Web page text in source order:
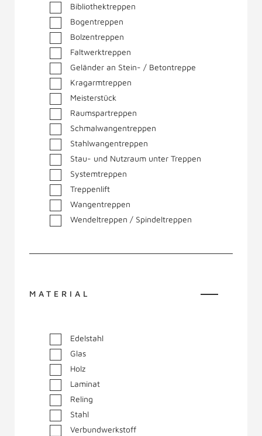
Bibliothektreppen
Bogentreppen
Bolzentreppen
Faltwerktreppen
Geländer an Stein- / Betontreppe
Kragarmtreppen
Meisterstück
Raumspartreppen
Schmalwangentreppen
Stahlwangentreppen
Stau- und Nutzraum unter Treppen
Systemtreppen
Treppenlift
Wangentreppen
Wendeltreppen / Spindeltreppen
MATERIAL
Edelstahl
Glas
Holz
Laminat
Reling
Stahl
Verbundwerkstoff